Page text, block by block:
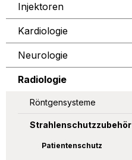
Injektoren
Kardiologie
Neurologie
Radiologie
Röntgensysteme
Strahlenschutzzubehör
Patientenschutz